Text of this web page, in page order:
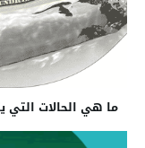
ما هي الحالات التي